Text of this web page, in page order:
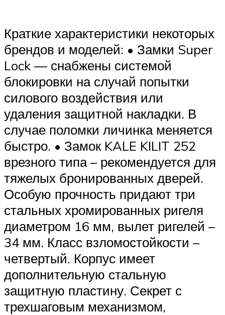
Краткие характеристики некоторых
брендов и моделей: • Замки Super
Lock — снабжены системой
блокировки на случай попытки
силового воздействия или
удаления защитной накладки. В
случае поломки личинка меняется
быстро. • Замок KALE KILIT 252
врезного типа – рекомендуется для
тяжелых бронированных дверей.
Особую прочность придают три
стальных хромированных ригеля
диаметром 16 мм, вылет ригелей –
34 мм. Класс взломостойкости –
четвертый. Корпус имеет
дополнительную стальную
защитную пластину. Секрет с
трехшаговым механизмом,